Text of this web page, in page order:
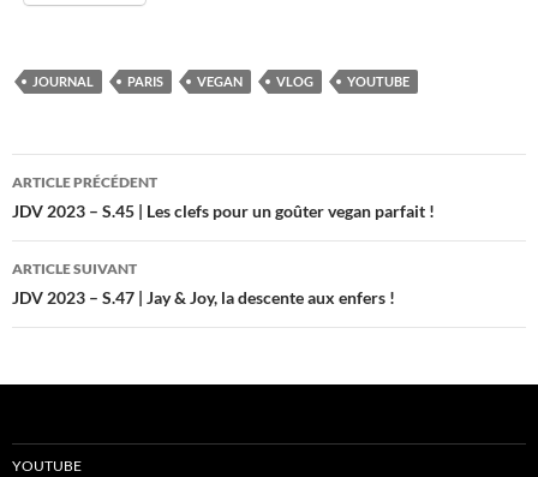
JOURNAL PARIS VEGAN VLOG YOUTUBE
Navigation
des
articles
ARTICLE PRÉCÉDENT
JDV 2023 – S.45 | Les clefs pour un goûter vegan parfait !
ARTICLE SUIVANT
JDV 2023 – S.47 | Jay & Joy, la descente aux enfers !
YOUTUBE